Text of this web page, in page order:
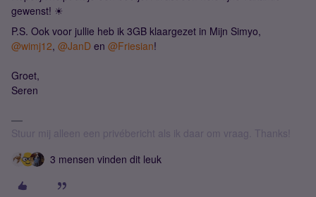
gewenst! ☀
P.S. Ook voor jullie heb ik 3GB klaargezet in Mijn Simyo, ​
@wimj12, ​ @JanD en ​ @Friesian!
Groet,
Seren
Stuur mij alleen een privébericht als ik daar om vraag. Thanks!
3 mensen vinden dit leuk